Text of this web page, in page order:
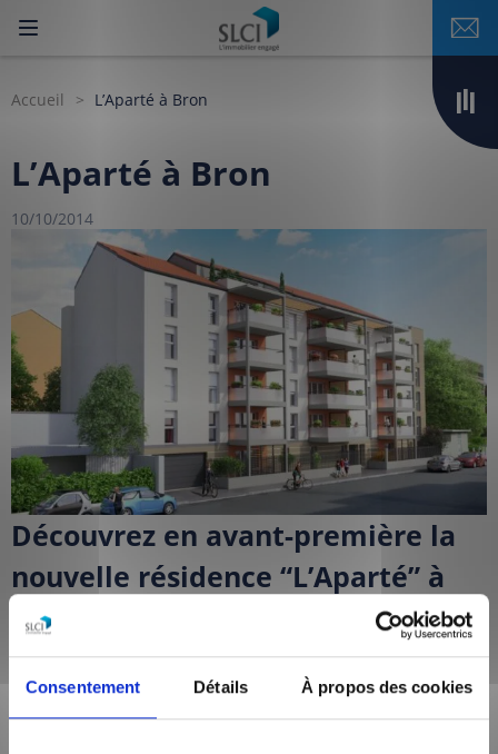
Consentement Détails À propos des cookies
Accueil L’Aparté à Bron
L’Aparté à Bron
10/10/2014
Découvrez en avant-première la
nouvelle résidence “L’Aparté” à
Bron.
jardinsidéalement orientés est-ouest et ouverts sur la verdure